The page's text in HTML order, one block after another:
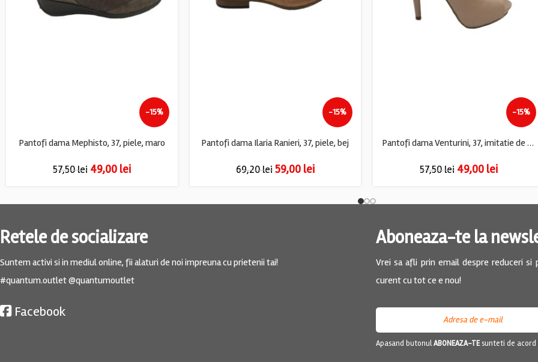
-15%
Pantofi dama Mephisto, 37, piele, maro
57,50lei 49,00 lei
-15%
Pantofi dama Ilaria Ranieri, 37, piele, bej
69,20lei 59,00 lei
-15%
Pantofi dama Venturini, 37, imitatie de piele, nude
57,50lei 49,00 lei
Retele de socializare
Suntem activi si in mediul online, fii alaturi de noi impreuna cu prietenii tai!
#quantum.outlet @quantumoutlet
Facebook
Aboneaza-te la
Vrei sa afli prin email despre reduceri
curent cu tot ce e nou!
Apasand butonulABONEAZA-TEsunteti de acord